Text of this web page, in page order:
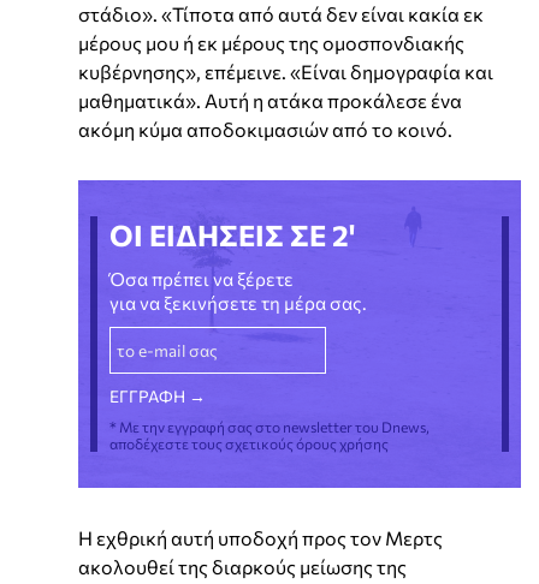
στάδιο». «Τίποτα από αυτά δεν είναι κακία εκ
μέρους μου ή εκ μέρους της ομοσπονδιακής
κυβέρνησης», επέμεινε. «Είναι δημογραφία και
μαθηματικά». Αυτή η ατάκα προκάλεσε ένα
ακόμη κύμα αποδοκιμασιών από το κοινό.
ΟΙ ΕΙΔΗΣΕΙΣ ΣΕ 2'
Όσα πρέπει να ξέρετε
για να ξεκινήσετε τη μέρα σας.
* Με την εγγραφή σας στο newsletter του Dnews,
αποδέχεστε τους σχετικούς όρους χρήσης
Η εχθρική αυτή υποδοχή προς τον Μερτς
ακολουθεί της διαρκούς μείωσης της